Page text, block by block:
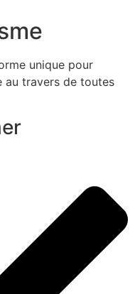
unique pour
travers de toutes